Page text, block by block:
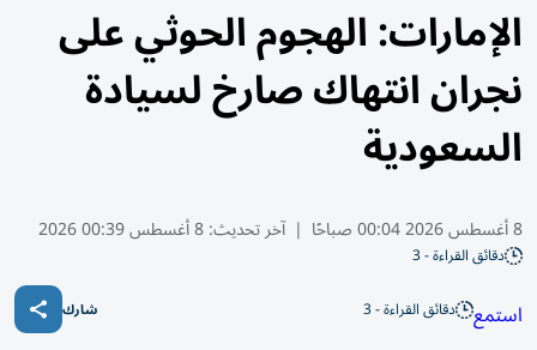
الإمارات: الهجوم الحوثي على
نجران انتهاك صارخ لسيادة
السعودية
8 أغسطس 2026 00:04 صباحًا | آخر تحديث:8 أغسطس 00:39 2026
دقائق القراءة - 3
استمع دقائق القراءة - 3 شارك